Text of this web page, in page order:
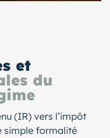
et
du
(IR) vers l’impôt
simple formalité